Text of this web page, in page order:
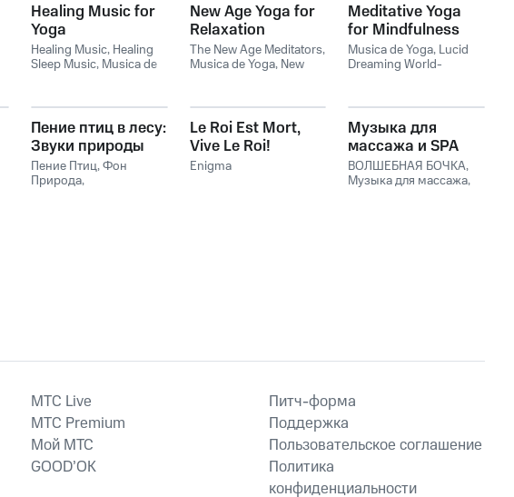
Healing Music for
Yoga
Healing Music, Healing
Sleep Music, Musica de
New Age Yoga for
Relaxation
The New Age Meditators,
Musica de Yoga, New
Meditative Yoga
for Mindfulness
Musica de Yoga, Lucid
Dreaming World-
Meditators
Пение птиц в лесу:
Звуки природы
для сна и
релаксации
Пение Птиц,Фон
Природа,
Le Roi Est Mort,
Vive Le Roi!
Enigma
Музыка для
массажа и SPA
ВОЛШЕБНАЯ БОЧКА,
Музыка для массажа,
MTС Live
MTС Premium
Мой МТС
GOOD’OK
Питч-форма
Поддержка
Пользовательское соглашение
Политика
конфиденциальности